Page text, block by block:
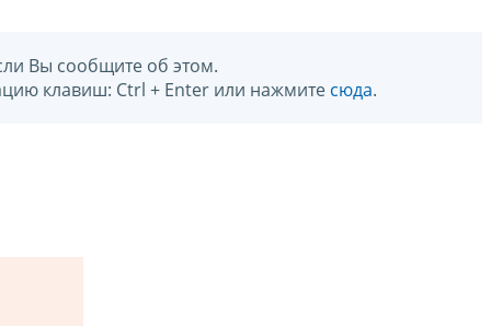
Вы сообщите об этом.
клавиш: Ctrl + Enter или нажмите сюда.